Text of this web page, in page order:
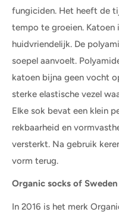
fungiciden. Het heeft de
tempo te groeien. Katoen
huidvriendelijk. De
soepel aanvoelt.
katoen bijna geen vocht
sterke elastische vezel
Elke sok bevat een klein
rekbaarheid en
versterkt. Na gebruik
vorm terug.
Organic socks of Sweden
In 2016 is het merk